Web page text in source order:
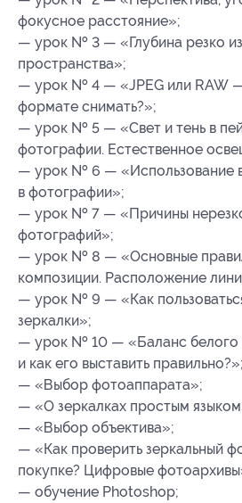
фокусное расстояние»;
— урок № 3 — «Глубина резко
пространства»;
— урок № 4 — «JPEG или RAW
формате снимать?»;
— урок № 5 — «Свет и тень в
фотографии. Естественное
— урок № 6 — «Использование
в фотографии»;
— урок № 7 — «Причины
фотографий»;
— урок № 8 — «Основные
композиции. Расположение
— урок № 9 — «Как
зеркалки»;
— урок № 10 — «Баланс белого
и как его выставить правильно?»;
— «Выбор фотоаппарата»;
— «О зеркалках простым
— «Выбор объектива»;
— «Как проверить зеркальный
покупке? Цифровые
— обучение Photoshop;